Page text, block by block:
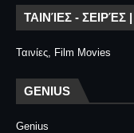
ΤΑΙΝΊΕΣ - ΣΕΙΡΈΣ
Ταινίες, Film Movies
GENIUS
Genius